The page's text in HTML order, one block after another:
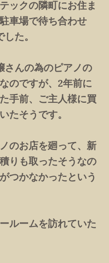
ックの隣町にお住ま
車場で待ち合わせ
た。
さんの為のピアノの
のですが、2年前に
手前、ご主人様に買
たそうです。
のお店を廻って、新
りも取ったそうなの
つかなかったという
ルームを訪れていた